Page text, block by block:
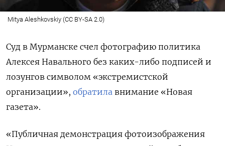
Mitya Aleshkovskiy (CC BY-SA 2.0)
Суд в Мурманске счел фотографию политика
Алексея Навального без каких-либо подписей и
лозунгов символом «экстремистской
организации», обратила внимание «Новая
газета».
«Публичная демонстрация фотоизображения